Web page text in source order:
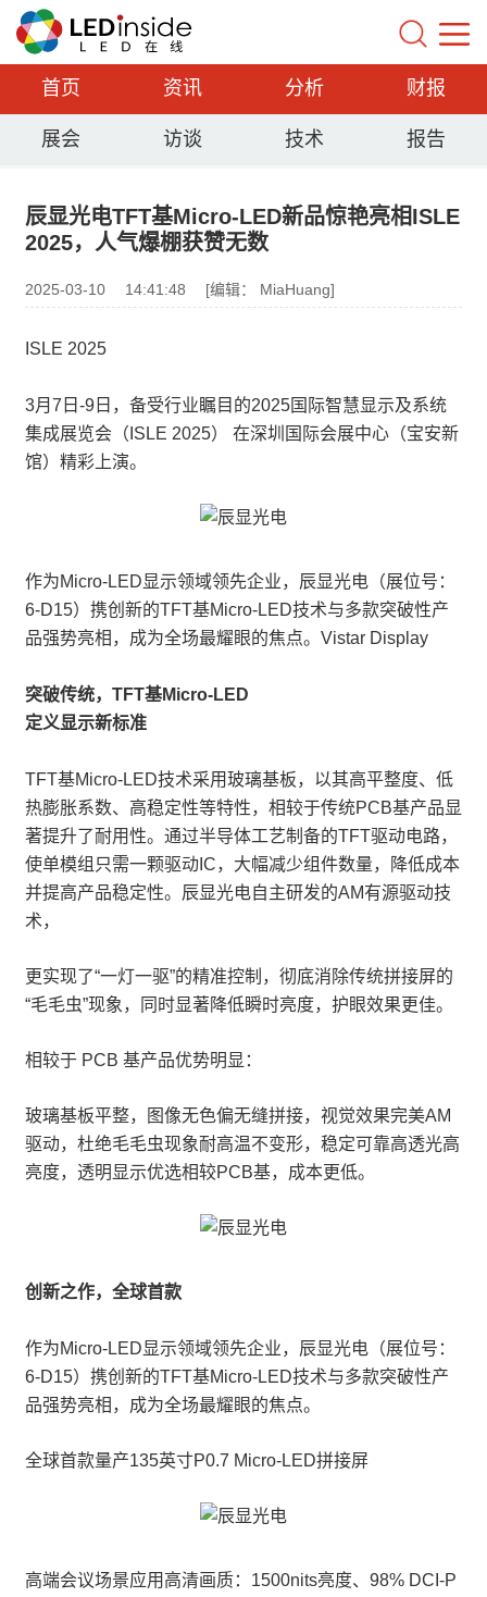
首页 资讯 分析 财报
展会 访谈 技术 报告
辰显光电TFT基Micro-LED新品惊艳亮相ISLE
2025，人气爆棚获赞无数
2025-03-10 14:41:48 [编辑： MiaHuang]
ISLE 2025
3月7日-9日，备受行业瞩目的2025国际智慧显示及系统
集成展览会（ISLE 2025） 在深圳国际会展中心（宝安新
馆）精彩上演。
作为Micro-LED显示领域领先企业，辰显光电（展位号：
6-D15）携创新的TFT基Micro-LED技术与多款突破性产
品强势亮相，成为全场最耀眼的焦点。Vistar Display
突破传统，TFT基Micro-LED
定义显示新标准
TFT基Micro-LED技术采用玻璃基板，以其高平整度、低
热膨胀系数、高稳定性等特性，相较于传统PCB基产品显
著提升了耐用性。通过半导体工艺制备的TFT驱动电路，
使单模组只需一颗驱动IC，大幅减少组件数量，降低成本
并提高产品稳定性。辰显光电自主研发的AM有源驱动技
术，
更实现了“一灯一驱”的精准控制，彻底消除传统拼接屏的
“毛毛虫”现象，同时显著降低瞬时亮度，护眼效果更佳。
相较于 PCB 基产品优势明显：
玻璃基板平整，图像无色偏无缝拼接，视觉效果完美AM
驱动，杜绝毛毛虫现象耐高温不变形，稳定可靠高透光高
亮度，透明显示优选相较PCB基，成本更低。
创新之作，全球首款
作为Micro-LED显示领域领先企业，辰显光电（展位号：
6-D15）携创新的TFT基Micro-LED技术与多款突破性产
品强势亮相，成为全场最耀眼的焦点。
全球首款量产135英寸P0.7 Micro-LED拼接屏
高端会议场景应用高清画质：1500nits亮度、98% DCI-P